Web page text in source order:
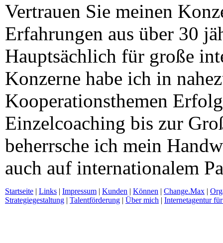
Vertrauen Sie meinen
Erfahrungen aus über 30
Hauptsächlich für große
Konzerne habe ich in
Kooperationsthemen
Einzelcoaching bis zur
beherrsche ich mein
auch auf internationalem
Startseite | Links | Impressum | Kunden | Können | Change.Max |
Strategiegestaltung | Talentförderung | Über mich | Internetagentur